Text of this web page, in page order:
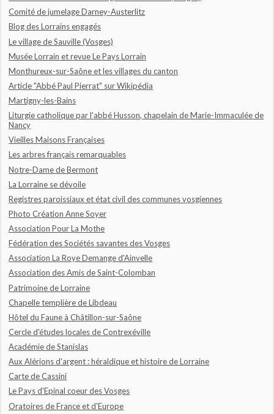
Comité de jumelage Darney-Austerlitz
Blog des Lorrains engagés
Le village de Sauville (Vosges)
Musée Lorrain et revue Le Pays Lorrain
Monthureux-sur-Saône et les villages du canton
Article "Abbé Paul Pierrat" sur Wikipédia
Martigny-les-Bains
Liturgie catholique par l'abbé Husson, chapelain de Marie-Immaculée de
Nancy
Vieilles Maisons Françaises
Les arbres français remarquables
Notre-Dame de Bermont
La Lorraine se dévoile
Registres paroissiaux et état civil des communes vosgiennes
Photo Création Anne Soyer
Association Pour La Mothe
Fédération des Sociétés savantes des Vosges
Association La Roye Demange d'Ainvelle
Association des Amis de Saint-Colomban
Patrimoine de Lorraine
Chapelle templière de Libdeau
Hôtel du Faune à Châtillon-sur-Saône
Cercle d'études locales de Contrexéville
Académie de Stanislas
Aux Alérions d'argent : héraldique et histoire de Lorraine
Carte de Cassini
Le Pays d'Epinal coeur des Vosges
Oratoires de France et d'Europe